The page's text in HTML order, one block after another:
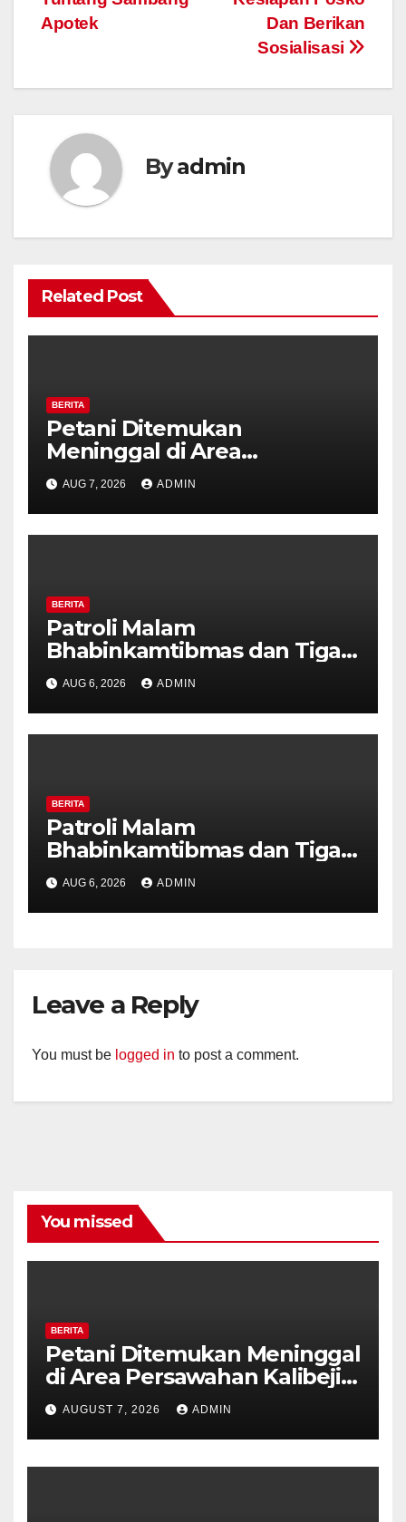
Dan Berikan
Sosialisasi
Apotek
Byadmin
Related Post
BERITA
Petani Ditemukan
Meninggal di Area
Persawahan Kalibeji, Polisi
Pastikan Tidak Ada Tanda
Kekerasan
AUG 7, 2026 ADMIN
BERITA
Patroli Malam
Bhabinkamtibmas dan Tiga
Pilar Kelurahan Ungaran
Perkuat Kamtibmas, Warga
Diajak Aktifkan Ronda
AUG 6, 2026 ADMIN
BERITA
Patroli Malam
Bhabinkamtibmas dan Tiga
Pilar Kelurahan Ungaran
Perkuat Kamtibmas, Warga
Diajak Aktifkan Ronda
AUG 6, 2026 ADMIN
Leave a Reply
You must be logged in to post a comment.
You missed
BERITA
Petani Ditemukan Meninggal
di Area Persawahan Kalibeji,
Polisi Pastikan Tidak Ada
Tanda Kekerasan
AUGUST 7, 2026 ADMIN